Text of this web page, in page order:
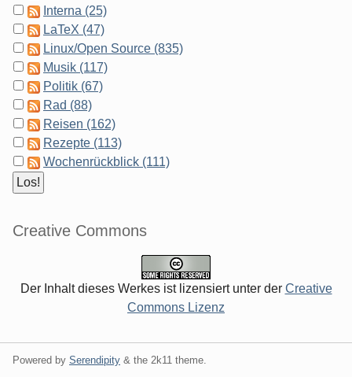
Interna (25)
LaTeX (47)
Linux/Open Source (835)
Musik (117)
Politik (67)
Rad (88)
Reisen (162)
Rezepte (113)
Wochenrückblick (111)
Creative Commons
Der Inhalt dieses Werkes ist lizensiert unter der Creative
Commons Lizenz
Powered by Serendipity & the 2k11 theme.